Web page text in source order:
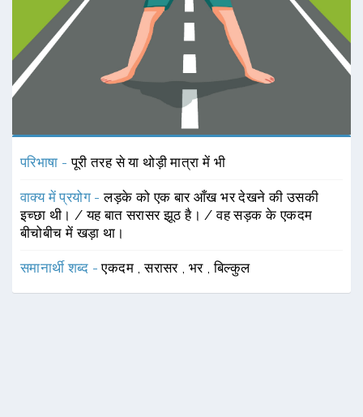
परिभाषा -पूरी तरह से या थोड़ी मात्रा में भी
वाक्य में प्रयोग -लड़के को एक बार आँख भर देखने की उसकी
इच्छा थी। / यह बात सरासर झूठ है। / वह सड़क के एकदम
बीचोबीच में खड़ा था।
समानार्थी शब्द -एकदम ,सरासर ,भर ,बिल्कुल